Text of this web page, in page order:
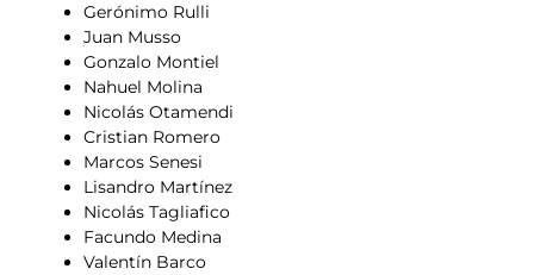
Gerónimo Rulli
Juan Musso
Gonzalo Montiel
Nahuel Molina
Nicolás Otamendi
Cristian Romero
Marcos Senesi
Lisandro Martínez
Nicolás Tagliafico
Facundo Medina
Valentín Barco